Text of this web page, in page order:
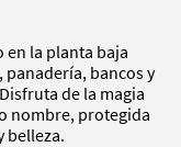
en la planta baja
panadería, bancos y
de la magia
nombre, protegida
belleza.